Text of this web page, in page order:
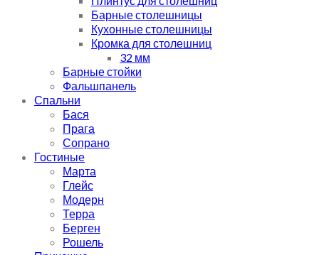
Барные столешницы
Кухонные столешницы
Кромка для столешниц
32 мм
Барные стойки
Фальшпанель
Спальни
Бася
Прага
Сопрано
Гостиные
Марта
Глейс
Модерн
Терра
Берген
Рошель